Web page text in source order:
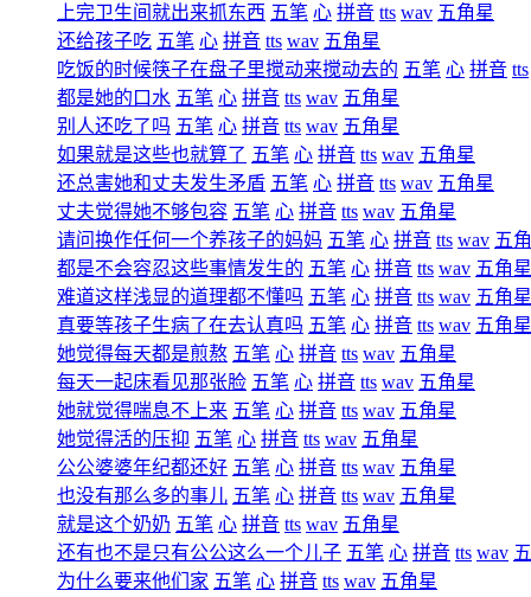
上完卫生间就出来抓东西 五笔 心 拼音 tts wav 五角星
还给孩子吃 五笔 心 拼音 tts wav 五角星
吃饭的时候筷子在盘子里搅动来搅动去的 五笔 心 拼音 tts
都是她的口水 五笔 心 拼音 tts wav 五角星
别人还吃了吗 五笔 心 拼音 tts wav 五角星
如果就是这些也就算了 五笔 心 拼音 tts wav 五角星
还总害她和丈夫发生矛盾 五笔 心 拼音 tts wav 五角星
丈夫觉得她不够包容 五笔 心 拼音 tts wav 五角星
请问换作任何一个养孩子的妈妈 五笔 心 拼音 tts wav 五
都是不会容忍这些事情发生的 五笔 心 拼音 tts wav 五角星
难道这样浅显的道理都不懂吗 五笔 心 拼音 tts wav 五角星
真要等孩子生病了在去认真吗 五笔 心 拼音 tts wav 五角星
她觉得每天都是煎熬 五笔 心 拼音 tts wav 五角星
每天一起床看见那张脸 五笔 心 拼音 tts wav 五角星
她就觉得喘息不上来 五笔 心 拼音 tts wav 五角星
她觉得活的压抑 五笔 心 拼音 tts wav 五角星
公公婆婆年纪都还好 五笔 心 拼音 tts wav 五角星
也没有那么多的事儿 五笔 心 拼音 tts wav 五角星
就是这个奶奶 五笔 心 拼音 tts wav 五角星
还有也不是只有公公这么一个儿子 五笔 心 拼音 tts wav
为什么要来他们家 五笔 心 拼音 tts wav 五角星